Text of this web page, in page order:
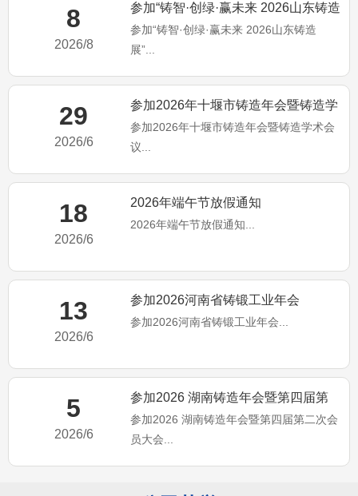
8
2026/8
参加“铸智·创绿·赢未来 2026山东铸造
展”
参加“铸智·创绿·赢未来 2026山东铸造
展”...
29
2026/6
参加2026年十堰市铸造年会暨铸造学
术会议
参加2026年十堰市铸造年会暨铸造学术会
议...
18
2026/6
2026年端午节放假通知
2026年端午节放假通知...
13
2026/6
参加2026河南省铸锻工业年会
参加2026河南省铸锻工业年会...
5
2026/6
参加2026 湖南铸造年会暨第四届第
二次会员大会
参加2026 湖南铸造年会暨第四届第二次会
员大会...